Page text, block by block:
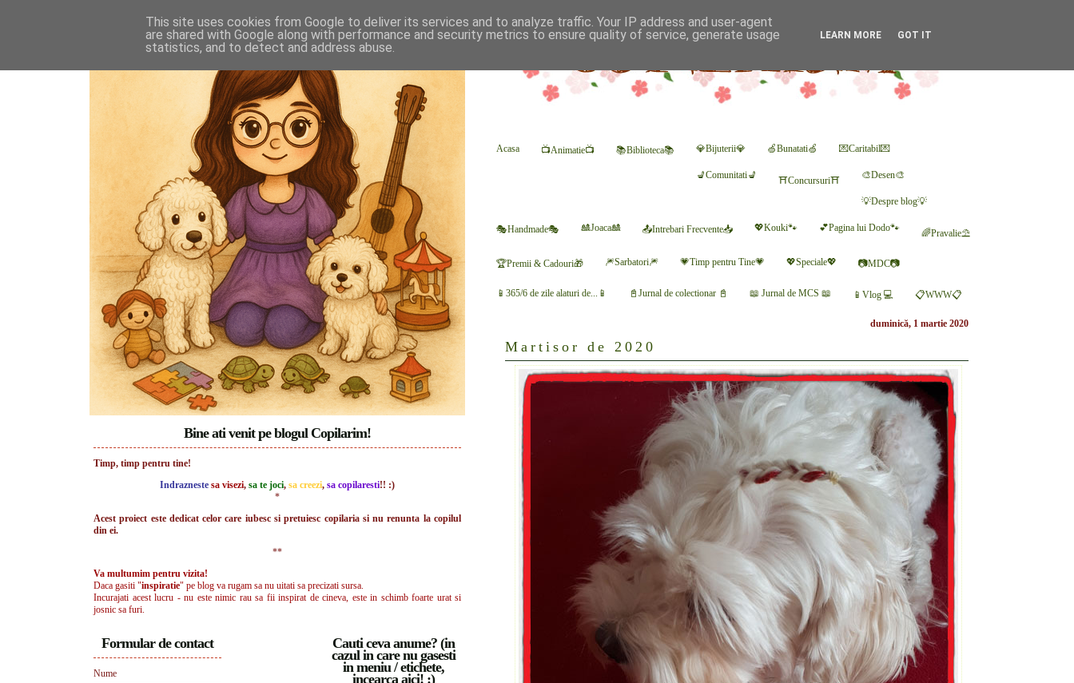
Acasa 📺Animatie📺 📚Biblioteca📚 💎Bijuterii💎 🍏Bunatati🍏 💌Caritabil💌
💺Comunitati💺 ⛩Concursuri⛩ 🎨Desen🎨
💡Despre blog💡
🎭Handmade🎭 🎎Joaca🎎 📤Intrebari Frecvente📥 💖Kouki🐾 💕Pagina lui Dodo🐾 🌈Pravalie⛱
🏆Premii & Cadouri🎁 🎆Sarbatori🎆 💗Timp pentru Tine💗 💖Speciale💖 📷MDC📷
📱365/6 de zile alaturi de...📱 📓Jurnal de colectionar 📓 📖 Jurnal de MCS 📖 📱Vlog 💻 📋WWW📋
duminică, 1 martie 2020
Martisor de 2020
Bine ati venit pe blogul Copilarim!
Timp, timp pentru tine!
Indrazneste sa visezi, sa te joci, sa creezi, sa copilaresti!! :)
*
Acest proiect este dedicat celor care iubesc si pretuiesc copilaria si nu renunta la copilul
din ei.
**
Va multumim pentru vizita!
Daca gasiti "inspiratie" pe blog va rugam sa nu uitati sa precizati sursa.
Incurajati acest lucru - nu este nimic rau sa fii inspirat de cineva, este in schimb foarte urat si
josnic sa furi.
Cauti ceva anume? (in
cazul in care nu gasesti
in meniu / etichete,
incearca aici! :)
Formular de contact
Nume
This site uses cookies from Google to deliver its services and to analyze traffic. Your IP address and user-agent
are shared with Google along with performance and security metrics to ensure quality of service, generate usage
statistics, and to detect and address abuse.
LEARN MORE GOT IT